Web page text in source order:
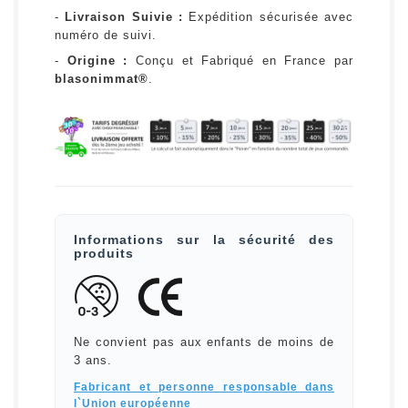
- Livraison Suivie :
Expédition sécurisée avec
numéro de suivi.
- Origine :
Conçu et Fabriqué en France par
blasonimmat®.
Informations sur la sécurité des
produits
Ne convient pas aux enfants de moins de
3 ans.
Fabricant et personne responsable dans
l`Union européenne